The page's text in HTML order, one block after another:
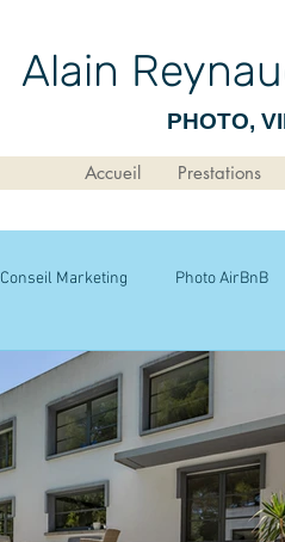
Alain
PHOTO,
Accueil Prestations
Conseil Marketing Photo AirBnB